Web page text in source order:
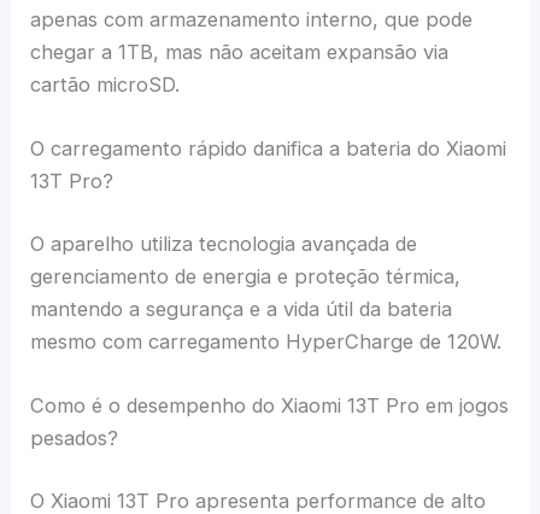
apenas com armazenamento interno, que pode
chegar a 1TB, mas não aceitam expansão via
cartão microSD.
O carregamento rápido danifica a bateria do Xiaomi
13T Pro?
O aparelho utiliza tecnologia avançada de
gerenciamento de energia e proteção térmica,
mantendo a segurança e a vida útil da bateria
mesmo com carregamento HyperCharge de 120W.
Como é o desempenho do Xiaomi 13T Pro em jogos
pesados?
O Xiaomi 13T Pro apresenta performance de alto